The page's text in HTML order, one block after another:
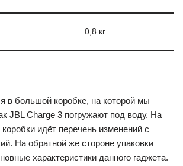
0,8 кг
в большой коробке, на которой мы
JBL Charge 3 погружают под воду. На
идёт перечень изменений с
На обратной же стороне упаковки
характеристики данного гаджета.